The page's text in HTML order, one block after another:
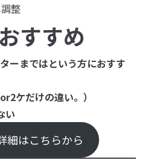
整
すすめ
ーまではという方におすす
ケだけの違い。）
い
細はこちらから